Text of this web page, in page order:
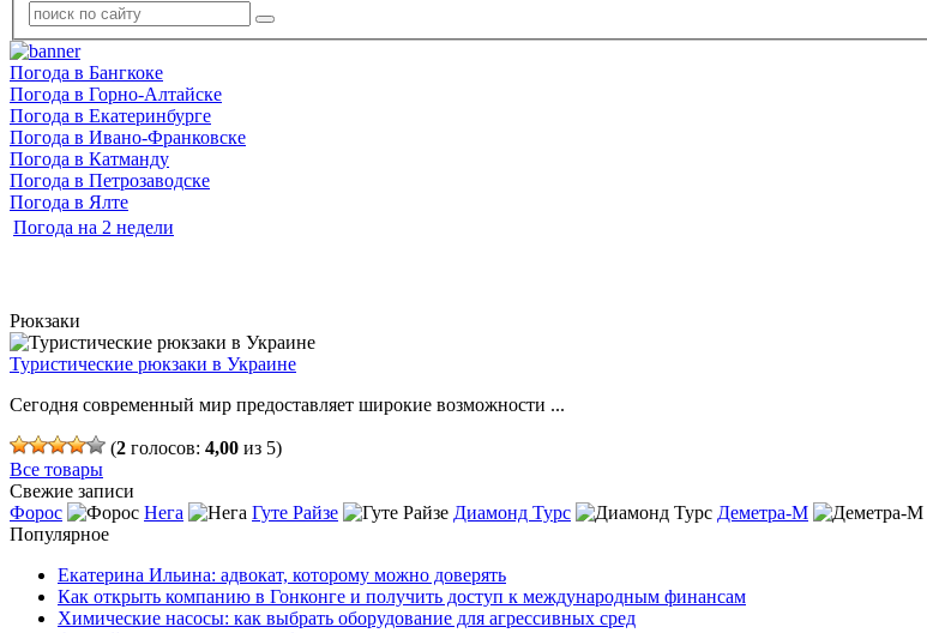
Погода в Бангкоке
Погода в Горно-Алтайске
Погода в Екатеринбурге
Погода в Ивано-Франковске
Погода в Катманду
Погода в Петрозаводске
Погода в Ялте
Погода на 2 недели
Рюкзаки
Туристические рюкзаки в Украине
Сегодня современный мир предоставляет широкие возможности ...
(2 голосов: 4,00 из 5)
Все товары
Свежие записи
Форос
Нега Гуте Райзе Диамонд Турс
Деметра-М
Популярное
Екатерина Ильина: адвокат, которому можно доверять
Как открыть компанию в Гонконге и получить доступ к международным финансам
Химические насосы: как выбрать оборудование для агрессивных сред